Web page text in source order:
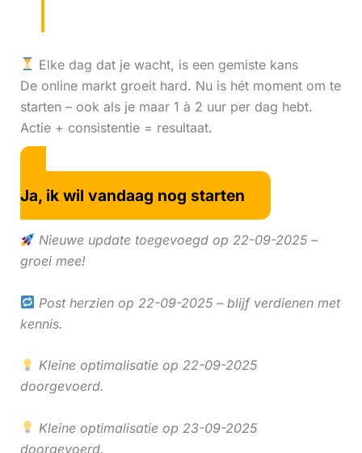
Elke dag dat je wacht, is een gemiste kans
De online markt groeit hard. Nu is hét moment om te
starten – ook als je maar 1 à 2 uur per dag hebt.
Actie + consistentie = resultaat.
Ja, ik wil vandaag nog starten
Nieuwe update toegevoegd op 22-09-2025 –
groei mee!
Post herzien op 22-09-2025 – blijf verdienen met
kennis.
Kleine optimalisatie op 22-09-2025
doorgevoerd.
Kleine optimalisatie op 23-09-2025
doorgevoerd.